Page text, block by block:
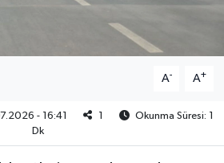
A- A+
- 16:41 1
Okunma Süresi: 1
Dk